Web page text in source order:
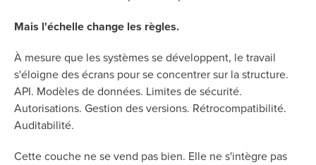
Mais l'échelle change les règles.
À mesure que les systèmes se développent, le travail
s'éloigne des écrans pour se concentrer sur la structure.
API. Modèles de données. Limites de sécurité.
Autorisations. Gestion des versions. Rétrocompatibilité.
Auditabilité.
Cette couche ne se vend pas bien. Elle ne s'intègre pas